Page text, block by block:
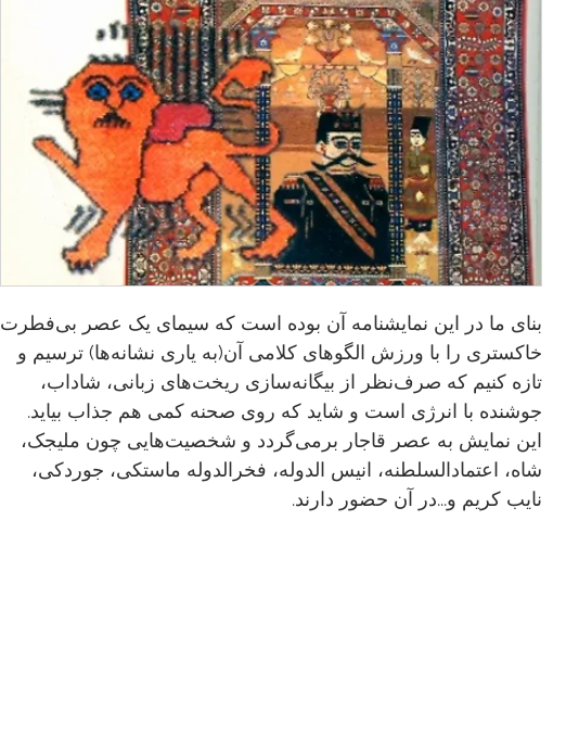
بنای ما در این نمایشنامه آن بوده است که سیمای یک‌ عصر بی‌فطرت
خاکستری را با ورزش الگوهای کلامی‌ آن(به یاری نشانه‌ها) ترسیم و
تازه کنیم که صرف‌نظر از بیگانه‌سازی ریخت‌های زبانی، شاداب،
جوشنده با انرژی است و شاید که روی صحنه کمی هم جذاب‌ بیاید.
این نمایش به عصر قاجار برمی‌گردد و شخصیت‌هایی چون ملیجک،
شاه، اعتمادالسلطنه، انیس الدوله، فخرالدوله ماستکی، جوردکی،
نایب کریم‌ و...در آن حضور دارند.